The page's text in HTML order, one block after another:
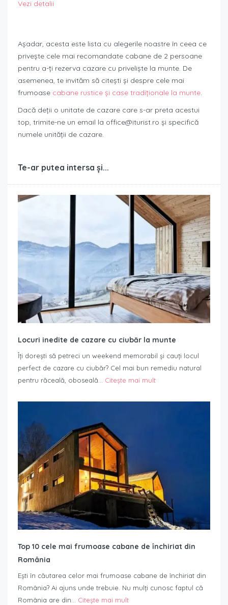
Vezi detalii
Așadar, acesta este lista cu alegerile noastre în ceea ce
privește cele mai recomandate cabane de 2 persoane
pentru a-ți rezerva cazare cu priveliște la munte. De
asemenea, te invităm să citești și despre cele mai
frumoase cabane rustice și case tradiționale la munte.
Dacă deții o unitate de cazare care s-ar preta acestui
top, trimite-ne un email la office@iturist.ro și specifică
numele unității de cazare.
Te-ar putea intersa și...
Locuri inedite de cazare cu ciubăr la munte
Îți dorești să petreci un weekend memorabil și cauți locul
perfect de cazare cu ciubăr? Cel mai bun remediu natural
pentru răceală, oboseală… Citește mai mult
Top 10 cele mai frumoase cabane de închiriat din
România
Ești în căutarea celor mai frumoase cabane de închiriat din
România? Ai ajuns unde trebuie. Nu mulți cunosc faptul că
România are din… Citește mai mult